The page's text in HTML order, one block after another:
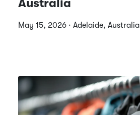
Australia
May 15, 2026 · Adelaide, Australia